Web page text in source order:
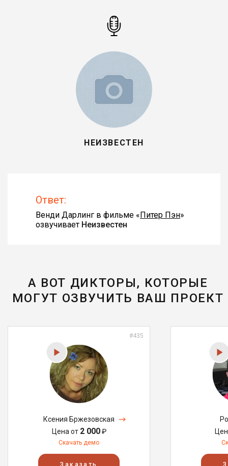
НЕИЗВЕСТЕН
Ответ:
Венди Дарлинг в фильме «Питер Пэн»
озвучивает Неизвестен
А ВОТ ДИКТОРЫ, КОТОРЫЕ
МОГУТ ОЗВУЧИТЬ ВАШ ПРОЕКТ
#435
Ксения Бржезовская
Цена от 2 000₽
Скачать демо
Заказать